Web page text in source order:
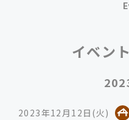
イベン
2023年12月12日(火)